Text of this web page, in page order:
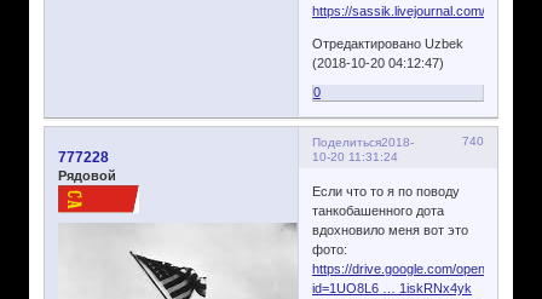
https://sassik.livejournal.com/
Отредактировано Uzbek
(2018-10-20 04:12:47)
0
Поделиться 740
2018-
10-20 11:31:24
777228
Рядовой
Если что то я по поводу
танкобашенного дота
вдохновило меня вот это
фото:
https://drive.google.com/open?
id=1UO8L6 … 1iskRNx4yk